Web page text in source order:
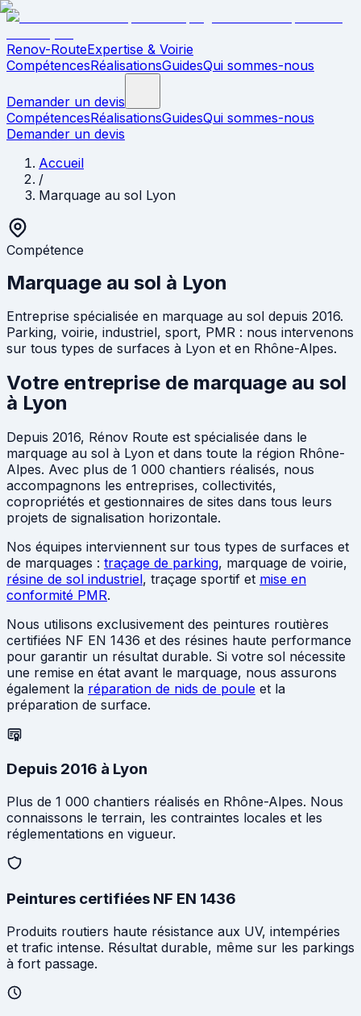
Renov-RouteExpertise & Voirie
CompétencesRéalisationsGuidesQui sommes-nous
Demander un devis
CompétencesRéalisationsGuidesQui sommes-nous
Demander un devis
Accueil
/
Marquage au sol Lyon
Compétence
Marquage au sol à Lyon
Entreprise spécialisée en marquage au sol depuis 2016.
Parking, voirie, industriel, sport, PMR : nous intervenons
sur tous types de surfaces à Lyon et en Rhône-Alpes.
Votre entreprise de marquage au sol
à Lyon
Depuis 2016, Rénov Route est spécialisée dans le
marquage au sol à Lyon et dans toute la région Rhône-
Alpes. Avec plus de 1 000 chantiers réalisés, nous
accompagnons les entreprises, collectivités,
copropriétés et gestionnaires de sites dans tous leurs
projets de signalisation horizontale.
Nos équipes interviennent sur tous types de surfaces et
de marquages : traçage de parking, marquage de voirie,
résine de sol industriel, traçage sportif et mise en
conformité PMR.
Nous utilisons exclusivement des peintures routières
certifiées NF EN 1436 et des résines haute performance
pour garantir un résultat durable. Si votre sol nécessite
une remise en état avant le marquage, nous assurons
également la réparation de nids de poule et la
préparation de surface.
Depuis 2016 à Lyon
Plus de 1 000 chantiers réalisés en Rhône-Alpes. Nous
connaissons le terrain, les contraintes locales et les
réglementations en vigueur.
Peintures certifiées NF EN 1436
Produits routiers haute résistance aux UV, intempéries
et trafic intense. Résultat durable, même sur les parkings
à fort passage.